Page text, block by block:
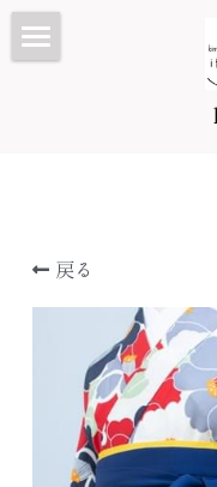
七五三・子供
3歳カタログ
5歳カタログ
7歳カタログ
振袖・成人式プ
振袖カタログ
訪問着・留袖プ
訪問着・留袖
訪問着カタロ
卒業袴プラン/カ
卒業袴プラン
料金表
戻る